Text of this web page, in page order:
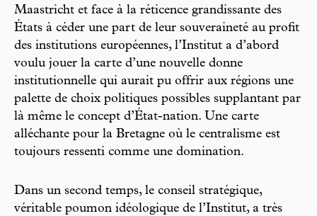
Maastricht et face à la réticence grandissante des
États à céder une part de leur souveraineté au profit
des institutions européennes, l’Institut a d’abord
voulu jouer la carte d’une nouvelle donne
institutionnelle qui aurait pu offrir aux régions une
palette de choix politiques possibles supplantant par
là même le concept d’État-nation. Une carte
alléchante pour la Bretagne où le centralisme est
toujours ressenti comme une domination.
Dans un second temps, le conseil stratégique,
véritable poumon idéologique de l’Institut, a très